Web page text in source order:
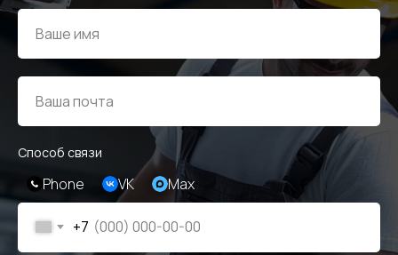
Способ связи
Phone VK Max
+7